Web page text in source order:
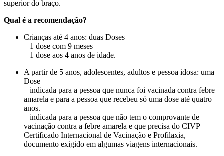
superior do braço.
Qual é a recomendação?
Crianças até 4 anos: duas Doses
– 1 dose com 9 meses
– 1 dose aos 4 anos de idade.
A partir de 5 anos, adolescentes, adultos e pessoa idosa: uma
Dose
– indicada para a pessoa que nunca foi vacinada contra febre
amarela e para a pessoa que recebeu só uma dose até quatro
anos.
– indicada para a pessoa que não tem o comprovante de
vacinação contra a febre amarela e que precisa do CIVP –
Certificado Internacional de Vacinação e Profilaxia,
documento exigido em algumas viagens internacionais.